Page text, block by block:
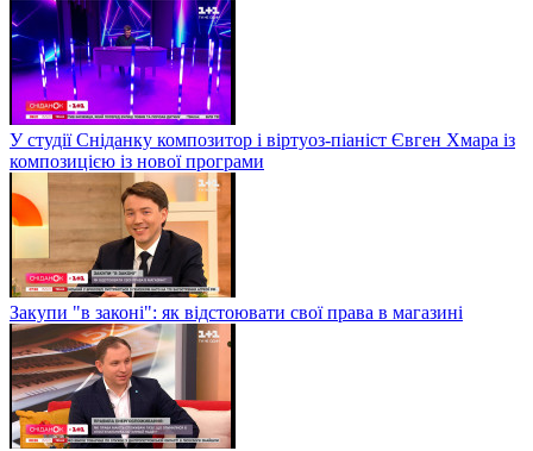
У студії Сніданку композитор і віртуоз-піаніст Євген Хмара із
композицією із нової програми
Закупи "в законі": як відстоювати свої права в магазині